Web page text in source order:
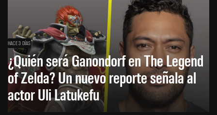
HACE 3 DÍAS
¿Quién será Ganondorf en The Legend
of Zelda? Un nuevo reporte señala al
actor Uli Latukefu